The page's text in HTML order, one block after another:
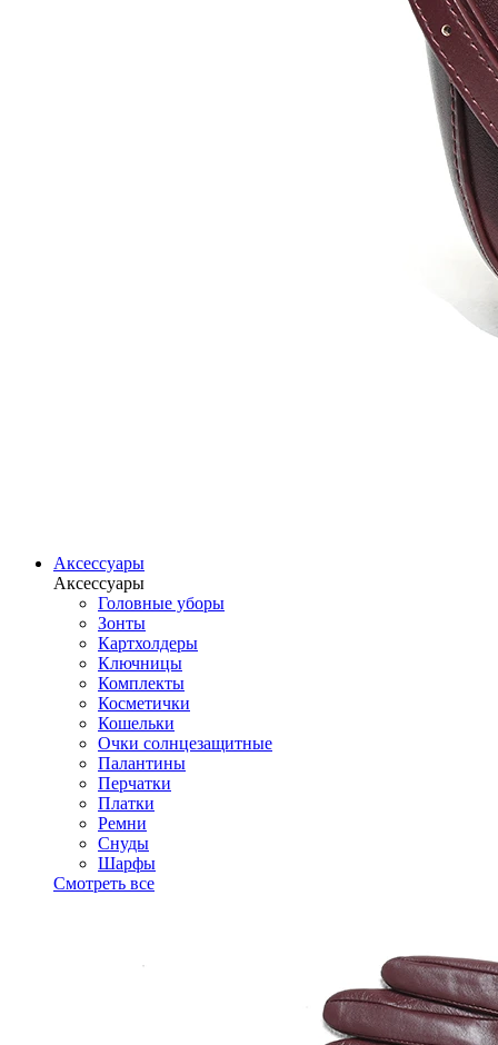
Аксессуары
Аксессуары
Головные уборы
Зонты
Картхолдеры
Ключницы
Комплекты
Косметички
Кошельки
Очки солнцезащитные
Палантины
Перчатки
Платки
Ремни
Снуды
Шарфы
Смотреть все